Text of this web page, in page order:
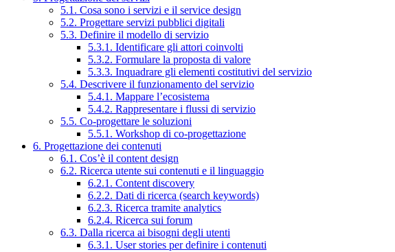
5.1. Cosa sono i servizi e il service design
5.2. Progettare servizi pubblici digitali
5.3. Definire il modello di servizio
5.3.1. Identificare gli attori coinvolti
5.3.2. Formulare la proposta di valore
5.3.3. Inquadrare gli elementi costitutivi del servizio
5.4. Descrivere il funzionamento del servizio
5.4.1. Mappare l’ecosistema
5.4.2. Rappresentare i flussi di servizio
5.5. Co-progettare le soluzioni
5.5.1. Workshop di co-progettazione
6. Progettazione dei contenuti
6.1. Cos’è il content design
6.2. Ricerca utente sui contenuti e il linguaggio
6.2.1. Content discovery
6.2.2. Dati di ricerca (search keywords)
6.2.3. Ricerca tramite analytics
6.2.4. Ricerca sui forum
6.3. Dalla ricerca ai bisogni degli utenti
6.3.1. User stories per definire i contenuti